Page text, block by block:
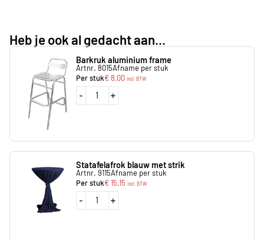
Heb je ook al gedacht aan...
Barkruk aluminium frame
Artnr. 8015Afname per stuk
Per stuk€8,00 incl. BTW
- +
Statafelafrok blauw met strik
Artnr. 9115Afname per stuk
Per stuk€15,15 incl. BTW
- +